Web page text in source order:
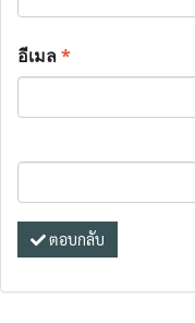
อีเมล*
ตอบกลับ